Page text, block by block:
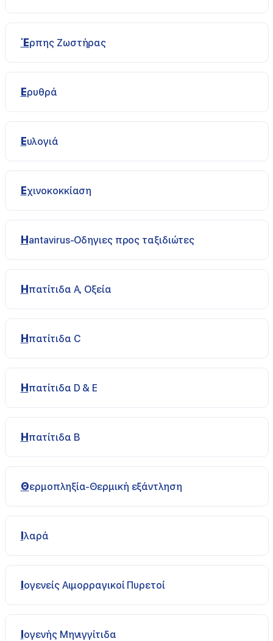
Έρπης Ζωστήρας
Ερυθρά
Ευλογιά
Εχινοκοκκίαση
Ηantavirus-Οδηγιες προς ταξιδιώτες
Ηπατίτιδα A, Οξεία
Ηπατίτιδα C
Ηπατίτιδα D & E
Ηπατίτιδα Β
Θερμοπληξία-Θερμική εξάντληση
Ιλαρά
Ιογενείς Αιμορραγικοί Πυρετοί
Ιογενής Μηνιγγίτιδα